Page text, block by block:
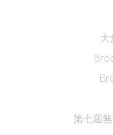
大
第七屆